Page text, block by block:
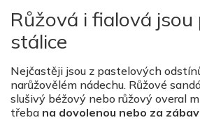
Růžová i fialová
stálice
Nejčastěji jsou z pastelových
narůžovělém nádechu. Růžové
slušivý béžový nebo růžový overal
třeba na dovolenou nebo za